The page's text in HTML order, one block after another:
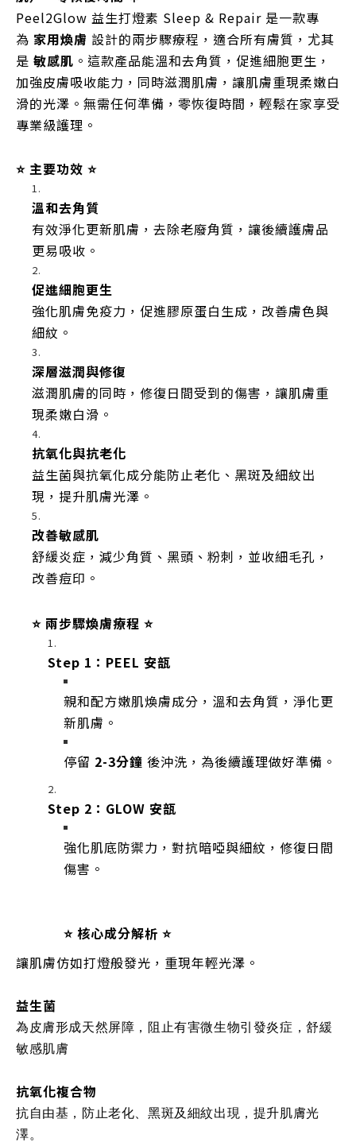
Peel2Glow 益生打燈素 Sleep & Repair 是一款專
為 家用煥膚 設計的兩步驟療程，適合所有膚質，尤其
是 敏感肌 。這款產品能溫和去角質，促進細胞更生，
加強皮膚吸收能力，同時滋潤肌膚，讓肌膚重現柔嫩白
滑的光澤。無需任何準備，零恢復時間，輕鬆在家享受
專業級護理。
⭐️ 主要功效 ⭐️
溫和去角質
有效淨化更新肌膚，去除老廢角質，讓後續護膚品
更易吸收。
促進細胞更生
強化肌膚免疫力，促進膠原蛋白生成，改善膚色與
細紋。
深層滋潤與修復
滋潤肌膚的同時，修復日間受到的傷害，讓肌膚重
現柔嫩白滑。
抗氧化與抗老化
益生菌與抗氧化成分能防止老化、黑斑及細紋出
現，提升肌膚光澤。
改善敏感肌
舒緩炎症，減少角質、黑頭、粉刺，並收細毛孔，
改善痘印。
⭐️ 兩步驟煥膚療程 ⭐️
Step 1：PEEL 安瓿
親和配方嫩肌煥膚成分，溫和去角質，淨化更
新肌膚。
停留 2-3分鐘 後沖洗，為後續護理做好準備。
Step 2：GLOW 安瓿
強化肌底防禦力，對抗暗啞與細紋，修復日間
傷害。
⭐️ 核心成分解析 ⭐️
讓肌膚仿如打燈般發光，重現年輕光澤。
益生菌
為皮膚形成天然屏障，阻止有害微生物引發炎症，舒緩
敏感肌膚
抗氧化複合物
抗自由基，防止老化、黑斑及細紋出現，提升肌膚光
澤。